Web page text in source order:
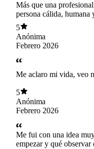
Más que una
persona cálida, humana
empática.
5
Anónima
Febrero 2026
Me aclaro mi vida, veo
5
Anónima
Febrero 2026
Me fui con una idea
empezar y qué observar